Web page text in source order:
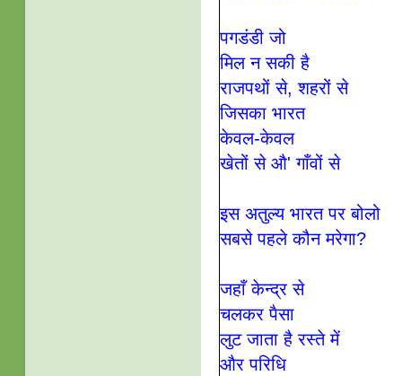
पगडंडी जो
मिल न सकी है
राजपथों से, शहरों से
जिसका भारत
केवल-केवल
खेतों से औ' गाँवों से
इस अतुल्य भारत पर बोलो
सबसे पहले कौन मरेगा?
जहाँ केन्द्र से
चलकर पैसा
लुट जाता है रस्ते में
और परिधि